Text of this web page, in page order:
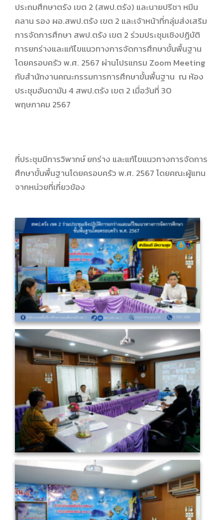
ประถมศึกษาตรัง เขต 2 (สพป.ตรัง) และนายปรีชา หมีน
คลาน รอง ผอ.สพป.ตรัง เขต 2 และเจ้าหน้าที่กลุ่มส่งเสริม
การจัดการศึกษา สพป.ตรัง เขต 2 ร่วมประชุมเชิงปฏิบัติ
การยกร่างและแก้ไขแนวทางการจัดการศึกษาขั้นพื้นฐาน
โดยครอบครัว พ.ศ. 2567 ผ่านโปรแกรม Zoom Meeting
กับสำนักงานคณะกรรมการการศึกษาขั้นพื้นฐาน ณ ห้อง
ประชุมอันดามัน 4 สพป.ตรัง เขต 2 เมื่อวันที่ 30
พฤษภาคม 2567
ที่ประชุมมีการวิพากษ์ ยกร่าง และแก้ไขแนวทางการจัดการ
ศึกษาขั้นพื้นฐานโดยครอบครัว พ.ศ. 2567 โดยคณะผู้แทน
จากหน่วยที่เกี่ยวข้อง